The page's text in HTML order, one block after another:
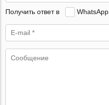
Получить ответ в WhatsApp